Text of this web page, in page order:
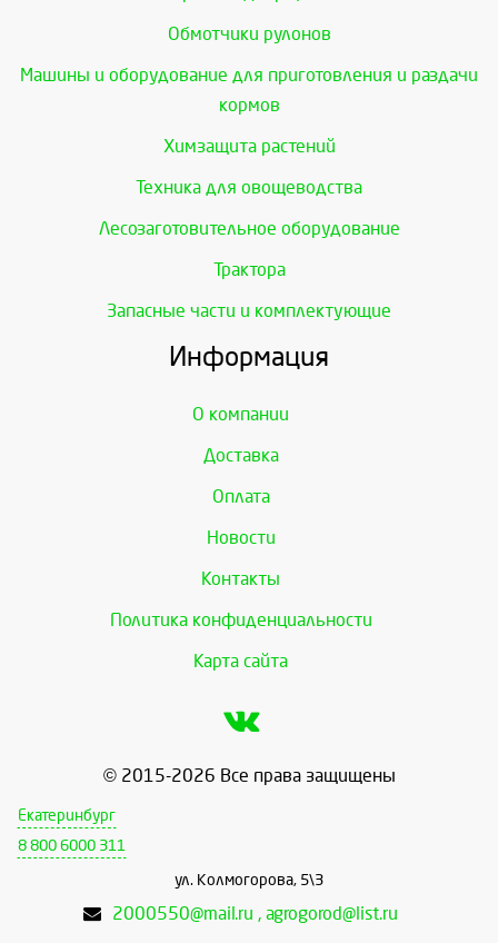
Обмотчики рулонов
Машины и оборудование для приготовления и раздачи
кормов
Химзащита растений
Техника для овощеводства
Лесозаготовительное оборудование
Трактора
Запасные части и комплектующие
Информация
О компании
Доставка
Оплата
Новости
Контакты
Политика конфиденциальности
Карта сайта
© 2015-2026 Все права защищены
Екатеринбург
8 800 6000 311
ул. Колмогорова, 5\3
2000550@mail.ru , agrogorod@list.ru